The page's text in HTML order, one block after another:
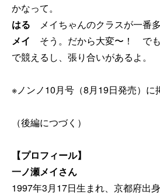
かなって。
はる メイちゃんのクラスが一番多
メイ そう。だから大変〜！ で
で競えるし、張り合いがあるよ。
※ノンノ10月号（8月19日発売）に
（後編につづく）
【プロフィール】
一ノ瀬メイさん
1997年3月17日生まれ、京都府出